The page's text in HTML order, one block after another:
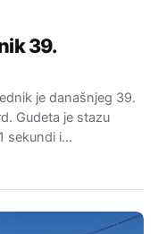
39.
je današnjeg 39.
Gudeta je stazu
sekundi i…